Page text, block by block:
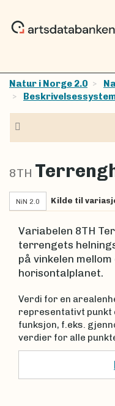
Natur i Norge 2.0
8TH
NiN 2.0 Kilde til
Variabelen 8TH
terrengets
på vinkelen
horisontalplanet.
Verdi for en
representativt punkt
funksjon, f.eks.
verdier for alle